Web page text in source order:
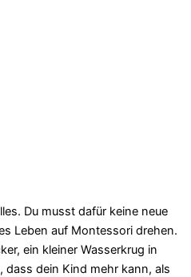
Du musst dafür keine neue
Leben auf Montessori drehen.
ein kleiner Wasserkrug in
dass dein Kind mehr kann, als